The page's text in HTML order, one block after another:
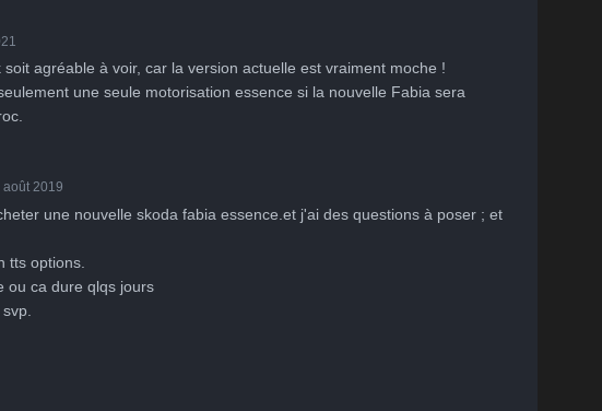
soit agréable à voir, car la version actuelle est vraiment moche !
une seule motorisation essence si la nouvelle Fabia sera
août 2019
une nouvelle skoda fabia essence.et j'ai des questions à poser ; et
tts options.
ou ca dure qlqs jours